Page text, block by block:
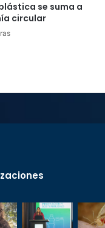
se suma a
circular